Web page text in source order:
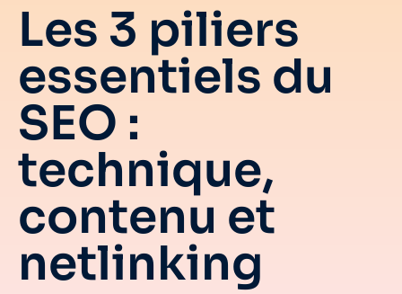
Les 3 piliers
essentiels du
SEO :
technique,
contenu et
netlinking